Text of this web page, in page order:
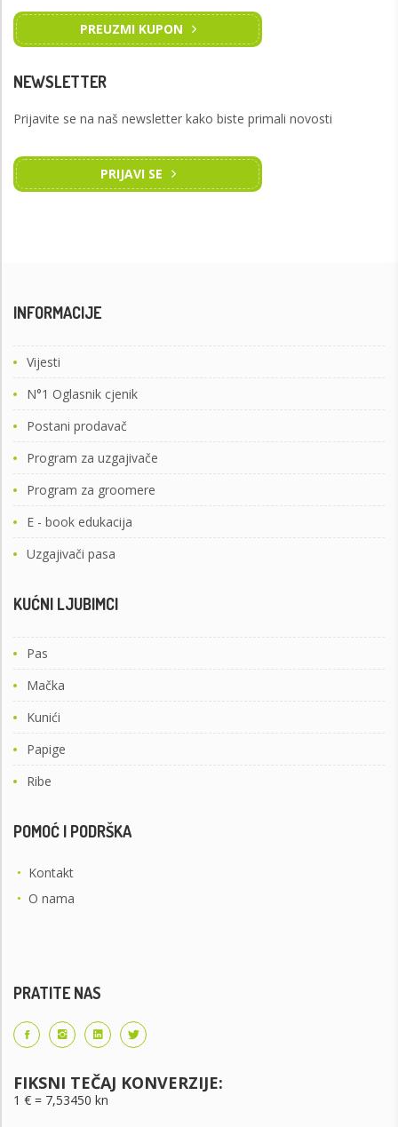
PREUZMI KUPON
NEWSLETTER
Prijavite se na naš newsletter kako biste primali novosti
PRIJAVI SE
INFORMACIJE
Vijesti
N°1 Oglasnik cjenik
Postani prodavač
Program za uzgajivače
Program za groomere
E - book edukacija
Uzgajivači pasa
KUĆNI LJUBIMCI
Pas
Mačka
Kunići
Papige
Ribe
POMOĆ I PODRŠKA
• Kontakt
• O nama
PRATITE NAS
FIKSNI TEČAJ KONVERZIJE:
1 € = 7,53450 kn